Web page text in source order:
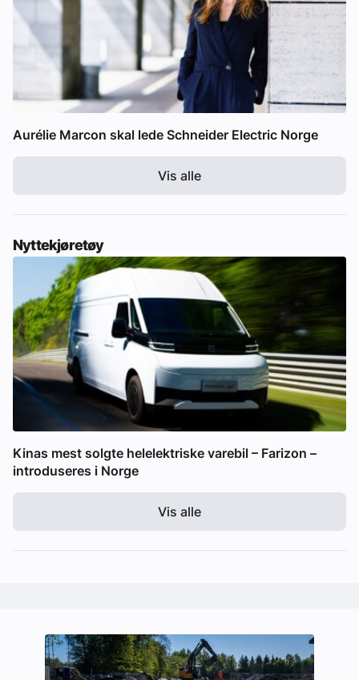
Aurélie Marcon skal lede Schneider Electric Norge
Vis alle
Nyttekjøretøy
Kinas mest solgte helelektriske varebil – Farizon –
introduseres i Norge
Vis alle